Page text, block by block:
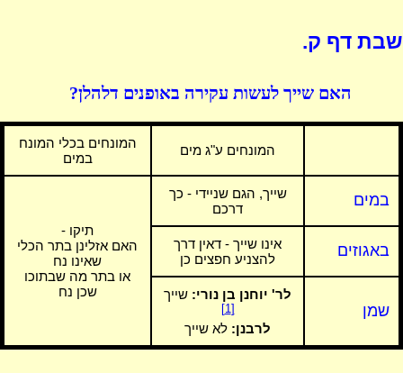
שבת דף ק.
האם שייך לעשות עקירה באופנים דלהלן?
המונחים ע"ג מים
המונחים בכלי המונח
במים
במים
שייך, הגם שניידי - כך
דרכם
תיקו -
האם אזלינן בתר הכלי
שאינו נח
או בתר מה שבתוכו
שכן נח
באגוזים
אינו שייך - דאין דרך
להצניע חפצים כן
שמן
לר' יוחנן בן נורי: שייך
[1]
לרבנן: לא שייך